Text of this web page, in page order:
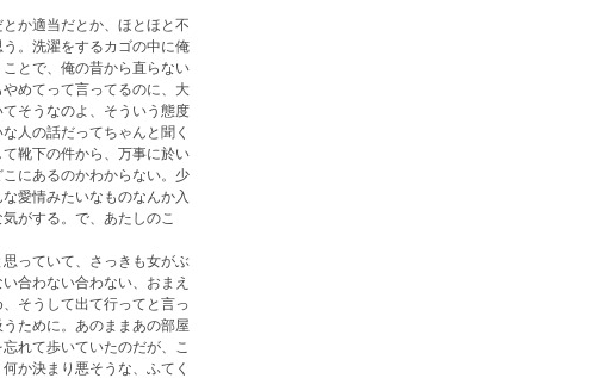
か適当だとか、ほとほと不
。洗濯をするカゴの中に俺
とで、俺の昔から直らない
めてって言ってるのに、大
そうなのよ、そういう態度
人の話だってちゃんと聞く
靴下の件から、万事に於い
にあるのかわからない。少
愛情みたいなものなんか入
がする。で、あたしのこ
っていて、さっきも女がぶ
合わない合わない、おまえ
そうして出て行ってと言っ
ために。あのままあの部屋
れて歩いていたのだが、こ
か決まり悪そうな、ふてく